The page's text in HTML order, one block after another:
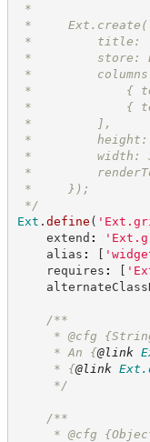
*
*
*         title:
*         store:
*
*
*
*         ],
*         height:
*         width:
*
*     });
*/
Ext . define ( '
extend : '
alias : [ '
requires : [ '
/**
* @cfg
* An {@link
* {@link
*/
/**
* @cfg